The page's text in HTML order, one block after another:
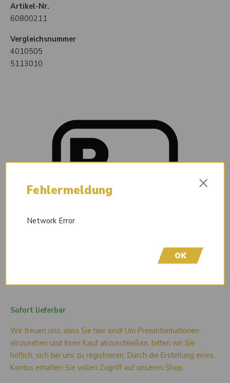
Artikel-Nr.
60800211
Vergleichsnummer
4010505
5113010
Sofort lieferbar
Wir freuen uns, dass Sie hier sind! Um Preisinformationen
einzusehen und Ihren Kauf abzuschließen, bitten wir Sie
höflich, sich bei uns zu registrieren. Durch die Erstellung eines
Kontos erhalten Sie vollen Zugriff auf unseren Shop.
Fehlermeldung ×
Network Error
OK